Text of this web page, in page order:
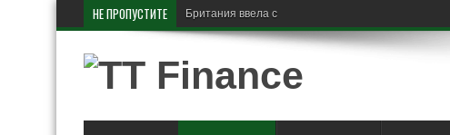
НЕ ПРОПУСТИТЕ Британия ввела санкции против «